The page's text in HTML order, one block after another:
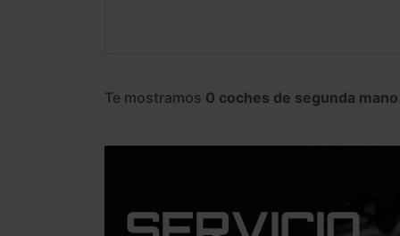
Te mostramos 0 coches de segunda mano